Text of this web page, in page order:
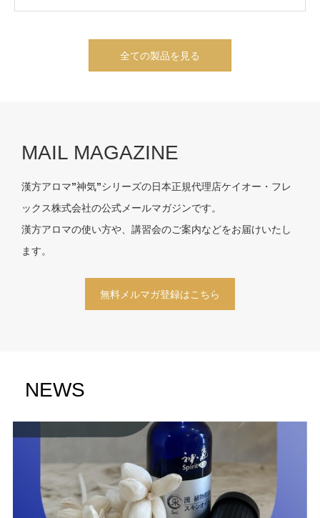
全ての製品を見る
MAIL MAGAZINE
漢方アロマ”神気”シリーズの日本正規代理店ケイオー・フレ
ックス株式会社の公式メールマガジンです。
漢方アロマの使い方や、講習会のご案内などをお届けいたし
ます。
無料メルマガ登録はこちら
NEWS